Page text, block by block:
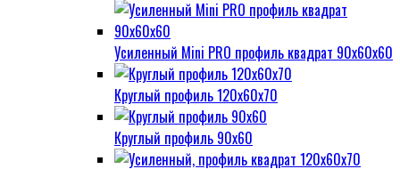
Усиленный Mini PRO профиль квадрат 90х60х60
Круглый профиль 120х60х70
Круглый профиль 90х60